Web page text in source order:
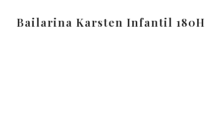
Bailarina Karsten Infantil 180H